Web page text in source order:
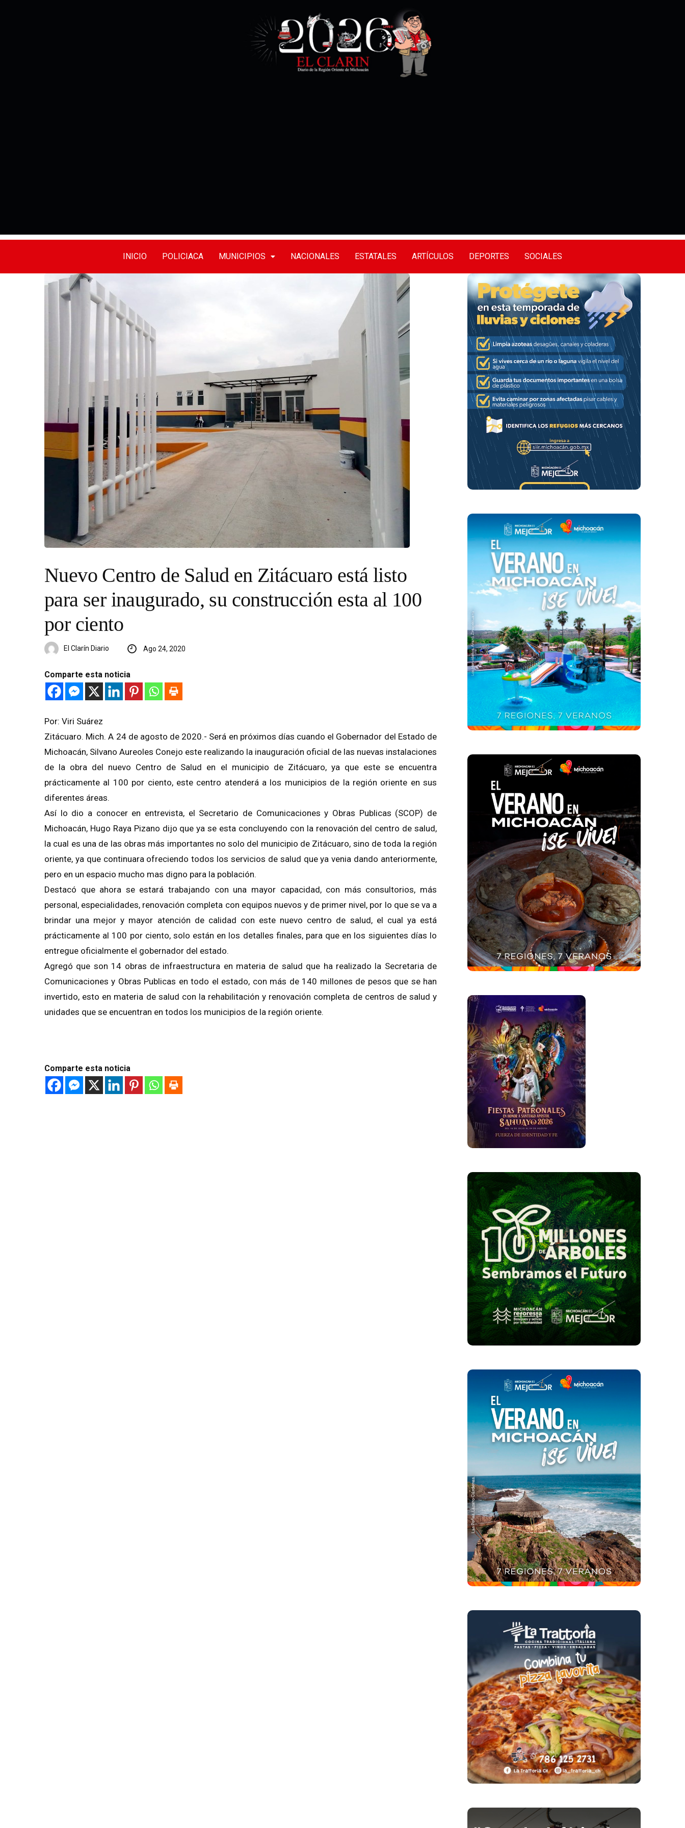
INICIO POLICIACA MUNICIPIOS NACIONALES ESTATALES ARTÍCULOS DEPORTES SOCIALES
Nuevo Centro de Salud en Zitácuaro está listo
para ser inaugurado, su construcción esta al 100
por ciento
El Clarín Diario Ago 24, 2020
Comparte esta noticia
Por: Viri Suárez
Zitácuaro. Mich. A 24 de agosto de 2020.- Será en próximos días cuando el Gobernador del Estado de
Michoacán, Silvano Aureoles Conejo este realizando la inauguración oficial de las nuevas instalaciones
de la obra del nuevo Centro de Salud en el municipio de Zitácuaro, ya que este se encuentra
prácticamente al 100 por ciento, este centro atenderá a los municipios de la región oriente en sus
diferentes áreas.
Así lo dio a conocer en entrevista, el Secretario de Comunicaciones y Obras Publicas (SCOP) de
Michoacán, Hugo Raya Pizano dijo que ya se esta concluyendo con la renovación del centro de salud,
la cual es una de las obras más importantes no solo del municipio de Zitácuaro, sino de toda la región
oriente, ya que continuara ofreciendo todos los servicios de salud que ya venia dando anteriormente,
pero en un espacio mucho mas digno para la población.
Destacó que ahora se estará trabajando con una mayor capacidad, con más consultorios, más
personal, especialidades, renovación completa con equipos nuevos y de primer nivel, por lo que se va a
brindar una mejor y mayor atención de calidad con este nuevo centro de salud, el cual ya está
prácticamente al 100 por ciento, solo están en los detalles finales, para que en los siguientes días lo
entregue oficialmente el gobernador del estado.
Agregó que son 14 obras de infraestructura en materia de salud que ha realizado la Secretaria de
Comunicaciones y Obras Publicas en todo el estado, con más de 140 millones de pesos que se han
invertido, esto en materia de salud con la rehabilitación y renovación completa de centros de salud y
unidades que se encuentran en todos los municipios de la región oriente.
Comparte esta noticia